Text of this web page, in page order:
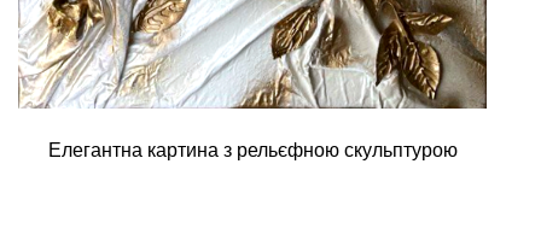
Елегантна картина з рельєфною скульптурою